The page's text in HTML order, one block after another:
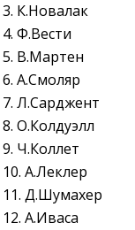
3. К.Новалак
4. Ф.Вести
5. В.Мартен
6. А.Смоляр
7. Л.Сарджент
8. О.Колдуэлл
9. Ч.Коллет
10. А.Леклер
11. Д.Шумахер
12. А.Иваса